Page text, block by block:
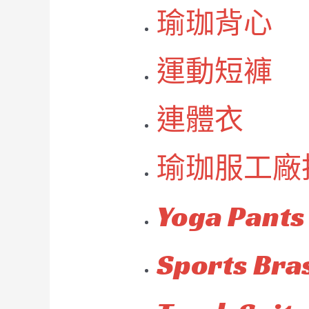
瑜珈背心
運動短褲
連體衣
瑜珈服工
Yoga Pants
Sports